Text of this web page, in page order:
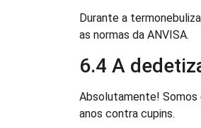
Durante a
as normas da ANVISA.
6.4 A
Absolutamente! Somos
anos contra cupins.